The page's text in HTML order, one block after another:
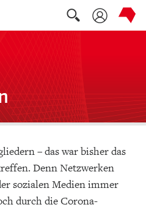
Suche
– das war bisher das
Denn Netzwerken
sozialen Medien immer
durch die Corona-